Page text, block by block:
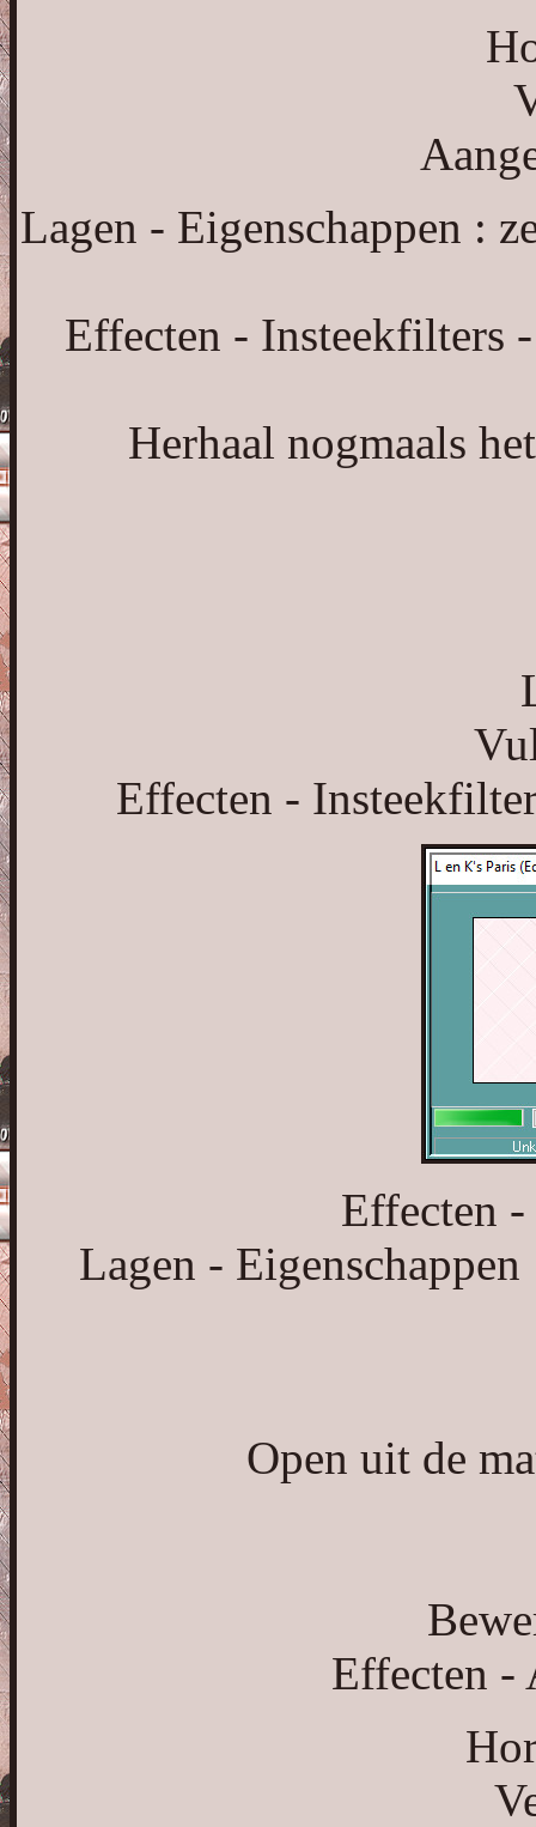
Lagen - Eigenschappen :
Effecten - Insteekfilters
Herhaal nogmaals
Effecten -
Effecten -
Lagen -
Open uit de
Effecten -